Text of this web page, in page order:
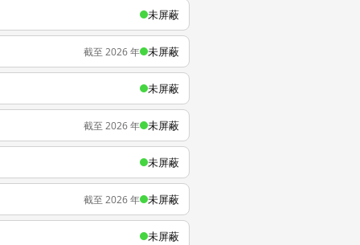
未屏蔽
截至 2026 年 未屏蔽
未屏蔽
截至 2026 年 未屏蔽
未屏蔽
截至 2026 年 未屏蔽
未屏蔽